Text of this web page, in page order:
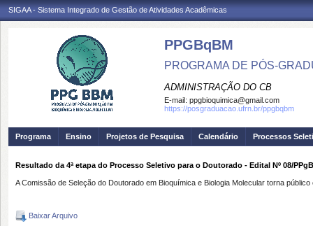
SIGAA - Sistema Integrado de Gestão de Atividades Acadêmicas
PPGBqBM
PROGRAMA DE PÓS-
ADMINISTRAÇÃO DO CB
E-mail: ppgbioquimica@gmail.com
https://posgraduacao.ufrn.br/ppgbqbm
Programa Ensino Projetos de Pesquisa Calendário Processos
Resultado da 4ª etapa do Processo Seletivo para o Doutorado - Edital Nº 08/
A Comissão de Seleção do Doutorado em Bioquímica e Biologia Molecular torna
Baixar Arquivo